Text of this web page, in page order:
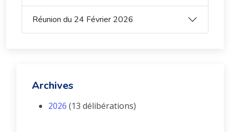
Réunion du 24 Février 2026
Archives
2026 (13 délibérations)